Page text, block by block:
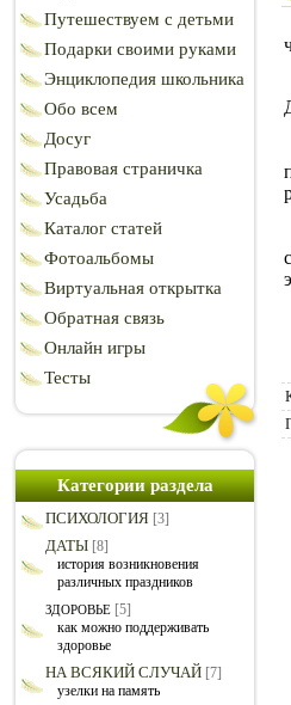
Путешествуем с детьми
Подарки своими руками
Энциклопедия школьника
Обо всем
Досуг
Правовая страничка
Усадьба
Каталог статей
Фотоальбомы
Виртуальная открытка
Обратная связь
Онлайн игры
Тесты
Категории раздела
ПСИХОЛОГИЯ [3]
ДАТЫ [8]
история возникновения
различных праздников
ЗДОРОВЬЕ [5]
как можно поддерживать
здоровье
НА ВСЯКИЙ СЛУЧАЙ [7]
узелки на память